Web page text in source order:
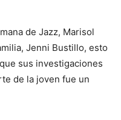
de Jazz, Marisol
Jenni Bustillo, esto
sus investigaciones
de la joven fue un